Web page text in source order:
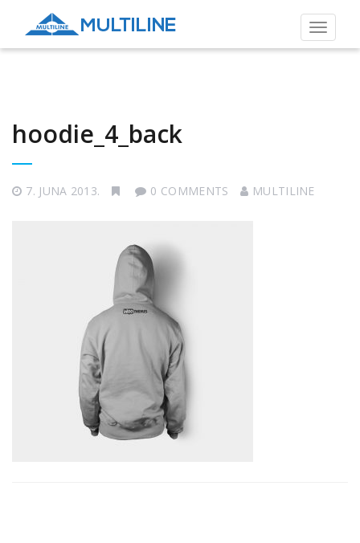
Toggle
hoodie_4_back
7. JUNA 2013. 0 COMMENTS MULTILINE